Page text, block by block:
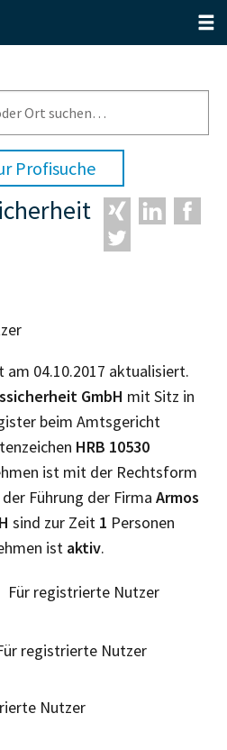
Profisuche
04.10.2017 aktualisiert.
GmbH mit Sitz in
beim Amtsgericht
HRB 10530
ist mit der Rechtsform
Führung der Firma Armos
sind zur Zeit 1 Personen
ist aktiv.
Für registrierte Nutzer
registrierte Nutzer
Nutzer